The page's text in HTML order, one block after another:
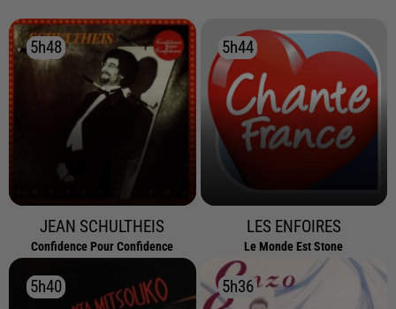
5h48
5h48
JEAN SCHULTHEIS
Confidence Pour Confidence
5h44
5h44
LES ENFOIRES
Le Monde Est Stone
5h40
5h40 5h36
5h36